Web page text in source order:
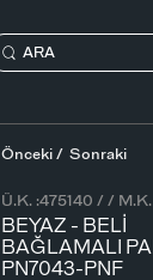
ARA
Önceki / Sonraki
Ü.K. :475140 //
BEYAZ - BELI
BAĞLAMALI
PN7043-PNF